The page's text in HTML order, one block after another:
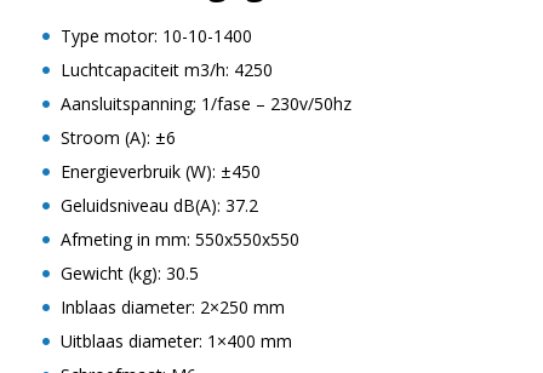
Type motor: 10-10-1400
Luchtcapaciteit m3/h: 4250
Aansluitspanning; 1/fase – 230v/50hz
Stroom (A): ±6
Energieverbruik (W): ±450
Geluidsniveau dB(A): 37.2
Afmeting in mm: 550x550x550
Gewicht (kg): 30.5
Inblaas diameter: 2×250 mm
Uitblaas diameter: 1×400 mm